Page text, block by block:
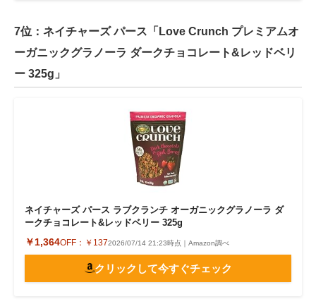
7位：ネイチャーズ パース「Love Crunch プレミアムオ
ーガニックグラノーラ ダークチョコレート&レッドベリ
ー 325g」
ネイチャーズ パース ラブクランチ オーガニックグラノーラ ダ
ークチョコレート&レッドベリー 325g
￥1,364OFF： ￥1372026/07/14 21:23時点｜Amazon調べ
クリックして今すぐチェック